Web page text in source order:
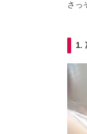
さっ
1.